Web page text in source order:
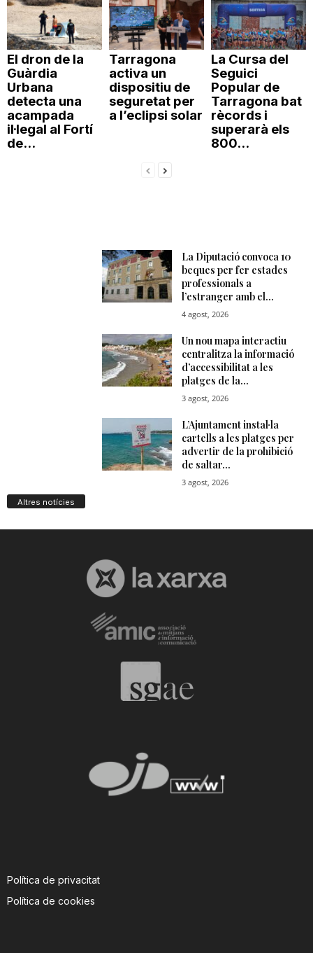
El dron de la
Guàrdia
Urbana
detecta una
acampada
il·legal al Fortí
de...
Tarragona
activa un
dispositiu de
seguretat per
a l’eclipsi solar
La Cursa del
Seguici
Popular de
Tarragona bat
rècords i
superarà els
800...
Altres notícies
Política de privacitat
Política de cookies